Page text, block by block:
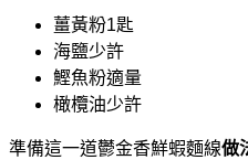
薑黃粉1匙
海鹽少許
鰹魚粉適量
橄欖油少許
準備這一道鬱金香鮮蝦麵線做